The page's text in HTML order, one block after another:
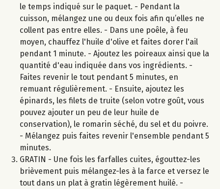
le temps indiqué sur le paquet. - Pendant la
cuisson, mélangez une ou deux fois afin qu’elles ne
collent pas entre elles. - Dans une poêle, à feu
moyen, chauffez l'huile d'olive et faites dorer l'ail
pendant 1 minute. - Ajoutez les poireaux ainsi que la
quantité d'eau indiquée dans vos ingrédients. -
Faites revenir le tout pendant 5 minutes, en
remuant régulièrement. - Ensuite, ajoutez les
épinards, les filets de truite (selon votre goût, vous
pouvez ajouter un peu de leur huile de
conservation), le romarin séché, du sel et du poivre.
- Mélangez puis faites revenir l'ensemble pendant 5
minutes.
GRATIN - Une fois les farfalles cuites, égouttez-les
brièvement puis mélangez-les à la farce et versez le
tout dans un plat à gratin légèrement huilé. -